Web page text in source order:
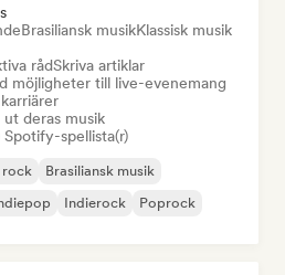
Brasiliansk musikKlassisk musik
rådSkriva artiklar
möjligheter till live-evenemang
deras musik
spellista(r)
rock
Brasiliansk musik
Indierock Poprock